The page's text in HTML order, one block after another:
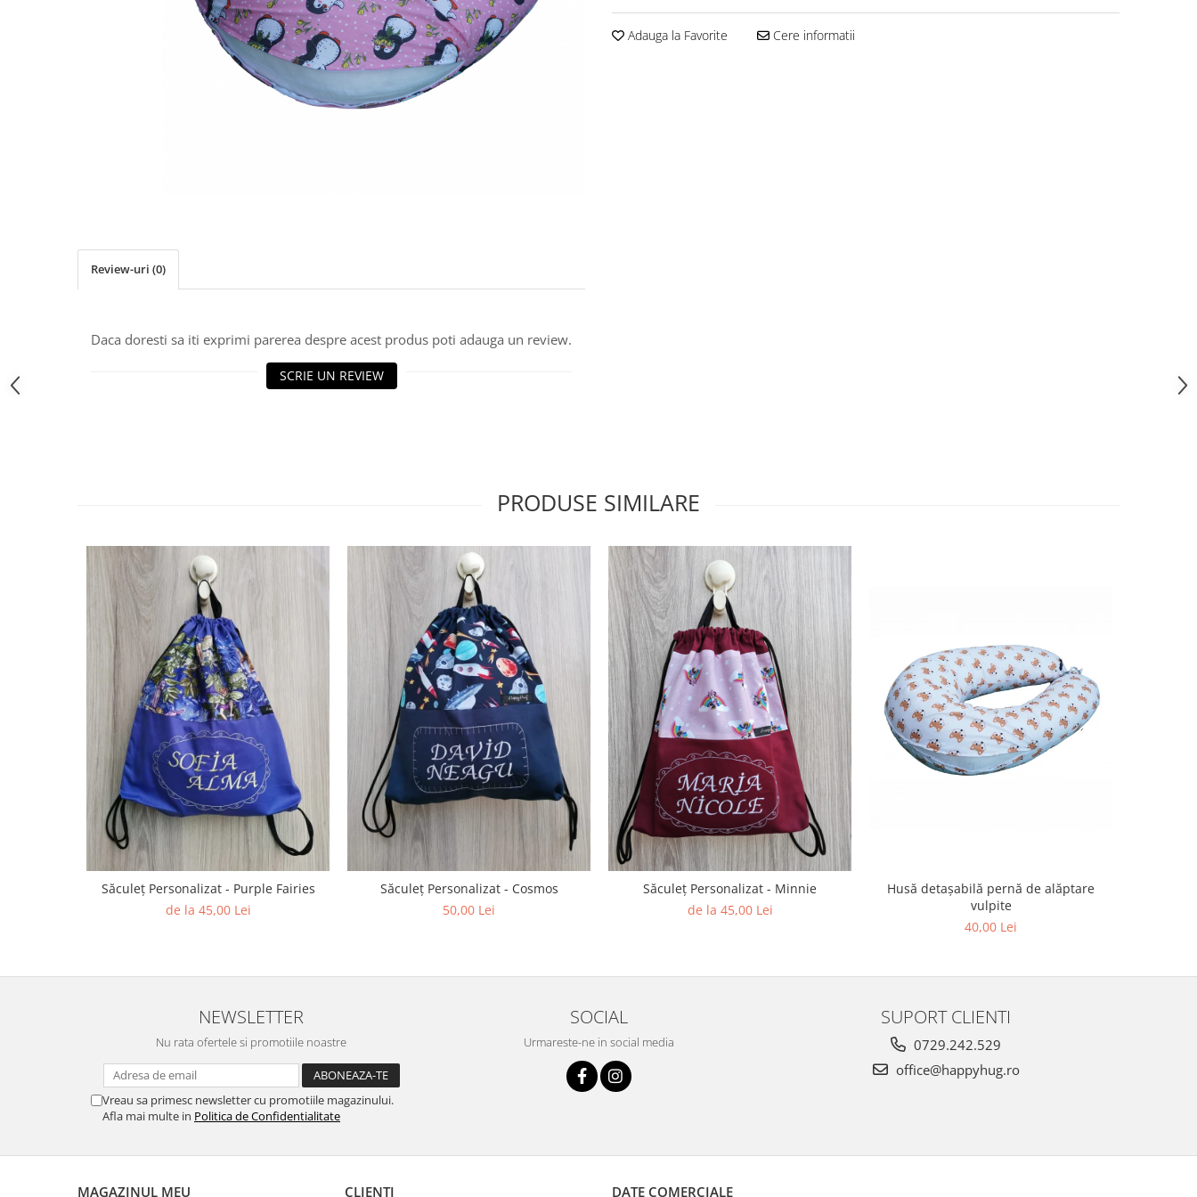
Adauga la Favorite Cere informatii
Review-uri (0)
Daca doresti sa iti exprimi parerea despre acest produs poti adauga un review.
SCRIE UN REVIEW
PRODUSE SIMILARE
Săculeț Personalizat - Purple Fairies
de la 45,00 Lei
Săculeț Personalizat - Cosmos
50,00 Lei
Săculeț Personalizat - Minnie
de la 45,00 Lei
Husă detașabilă pernă de alăptare
vulpite
40,00 Lei
NEWSLETTER
Nu rata ofertele si promotiile noastre
Vreau sa primesc newsletter cu promotiile magazinului.
Afla mai multe in Politica de Confidentialitate
SOCIAL
Urmareste-ne in social media
SUPORT CLIENTI
0729.242.529
office@happyhug.ro
MAGAZINUL MEU CLIENTI DATE COMERCIALE